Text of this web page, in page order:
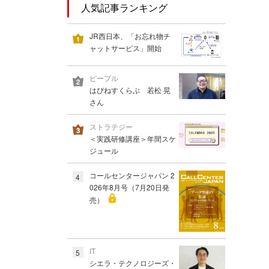
人気記事ランキング
JR西日本、「お忘れ物チ
ャットサービス」開始
ピープル
はぴねすくらぶ 若松 晃
さん
ストラテジー
＜実践研修講座＞年間スケ
ジュール
4
コールセンタージャパン 2
026年8月号（7月20日発
売）
5
IT
シエラ・テクノロジーズ・